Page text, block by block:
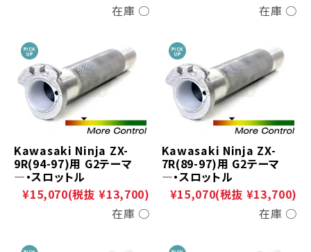
在庫 ○
在庫 ○
Kawasaki Ninja ZX-
9R(94-97)用 G2テーマ
―・スロットル
¥15,070(税抜 ¥13,700)
在庫 ○
Kawasaki Ninja ZX-
7R(89-97)用 G2テーマ
―・スロットル
¥15,070(税抜 ¥13,700)
在庫 ○